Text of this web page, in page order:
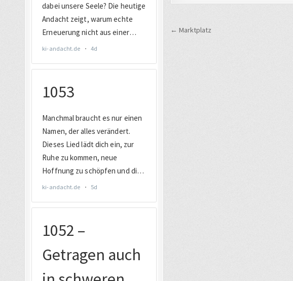
Beitragsnavigation
← Marktplatz